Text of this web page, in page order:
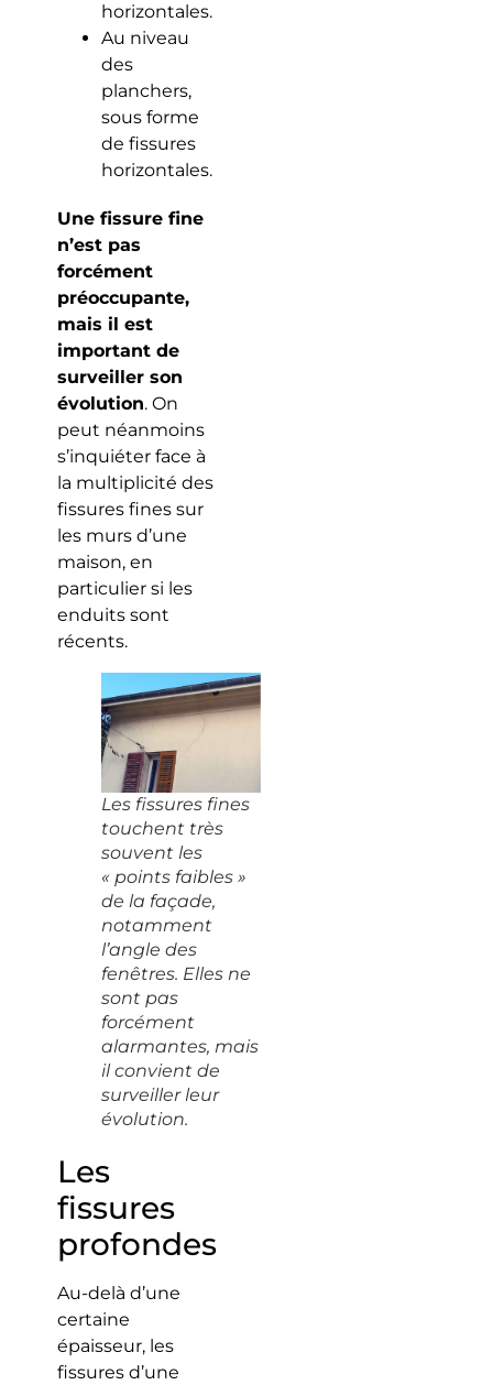
horizontales.
Au niveau
des
planchers,
sous forme
de fissures
horizontales.
Une fissure fine
n’est pas
forcément
préoccupante,
mais il est
important de
surveiller son
évolution. On
peut néanmoins
s’inquiéter face à
la multiplicité des
fissures fines sur
les murs d’une
maison, en
particulier si les
enduits sont
récents.
Les fissures fines
touchent très
souvent les
« points faibles »
de la façade,
notamment
l’angle des
fenêtres. Elles ne
sont pas
forcément
alarmantes, mais
il convient de
surveiller leur
évolution.
Les
fissures
profondes
Au-delà d’une
certaine
épaisseur, les
fissures d’une